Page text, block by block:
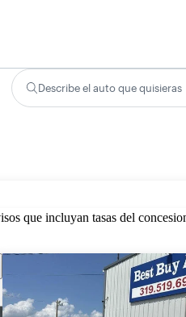
Describe el auto que quisieras
que incluyan tasas del
este Aviso